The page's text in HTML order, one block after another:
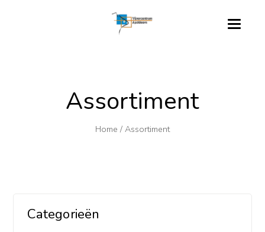
Assortiment
Home / Assortiment
Categorieën